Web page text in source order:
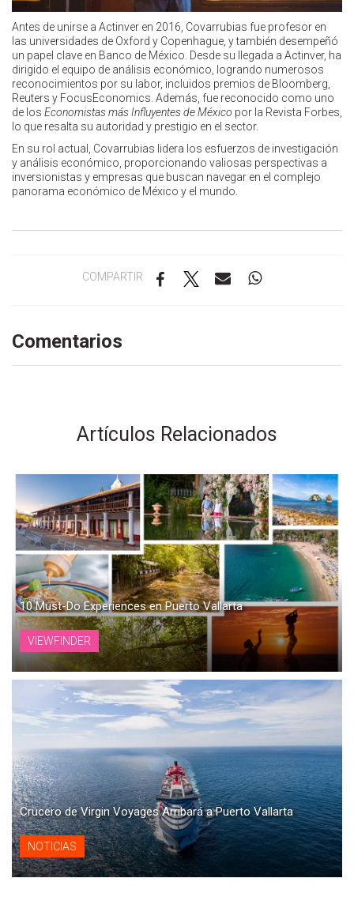
Antes de unirse a Actinver en 2016, Covarrubias fue profesor en
las universidades de Oxford y Copenhague, y también desempeñó
un papel clave en Banco de México. Desde su llegada a Actinver, ha
dirigido el equipo de análisis económico, logrando numerosos
reconocimientos por su labor, incluidos premios de Bloomberg,
Reuters y FocusEconomics. Además, fue reconocido como uno
de los Economistas más Influyentes de México por la Revista Forbes,
lo que resalta su autoridad y prestigio en el sector.
En su rol actual, Covarrubias lidera los esfuerzos de investigación
y análisis económico, proporcionando valiosas perspectivas a
inversionistas y empresas que buscan navegar en el complejo
panorama económico de México y el mundo.
COMPARTIR
Comentarios
Artículos Relacionados
10 Must-Do Experiences en Puerto Vallarta
VIEWFINDER
Crucero de Virgin Voyages Arribará a Puerto Vallarta
NOTICIAS